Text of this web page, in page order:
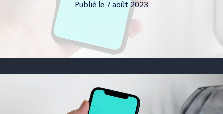
Publié le 7 août 2023